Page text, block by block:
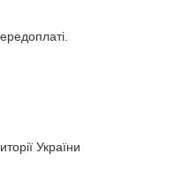
України